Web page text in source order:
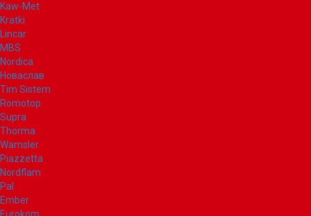
Kaw-Met
Kratki
Lincar
MBS
Nordica
Новаслав
Tim Sistem
Romotop
Supra
Thorma
Wamsler
Piazzetta
Nordflam
Pal
Ember